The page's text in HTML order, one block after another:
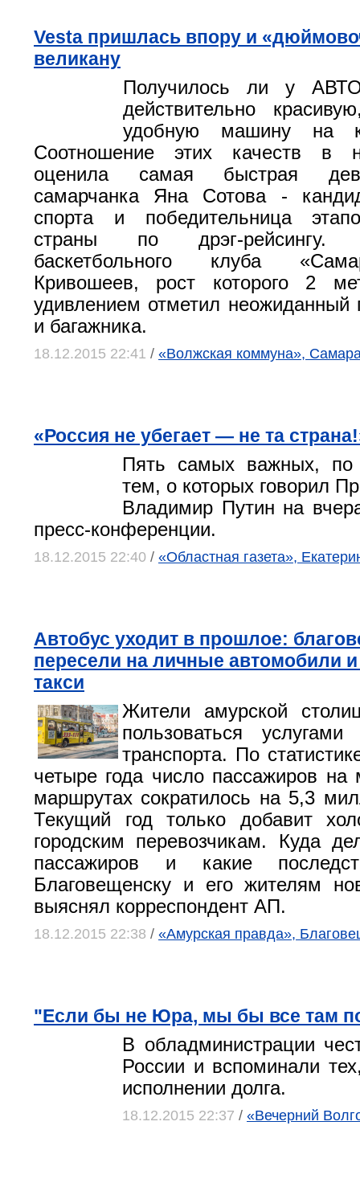
Vesta пришлась впору и
великану
Получилось ли у
действительно
удобную машину на
Соотношение этих качеств в
оценила самая быстрая
самарчанка Яна Сотова -
спорта и победительница
страны по дрэг-
баскетбольного клуба
Кривошеев, рост которого 2
удивлением отметил неожиданный
и багажника.
18.12.2015 22:41 / «Волжская коммуна»,
«Россия не убегает — не та
Пять самых важных,
тем, о которых говорил
Владимир Путин на
пресс-конференции.
18.12.2015 22:40 / «Областная газета»,
Автобус уходит в прошлое:
пересели на личные автомобили
такси
Жители амурской
пользоваться услугами
транспорта. По
четыре года число пассажиров на
маршрутах сократилось на 5,3
Текущий год только добавит
городским перевозчикам. Куда
пассажиров и какие
Благовещенску и его жителям
выяснял корреспондент АП.
18.12.2015 22:38 / «Амурская правда»,
"Если бы не Юра, мы бы все там
В обладминистрации
России и вспоминали
исполнении долга.
18.12.2015 22:37 / «Вечерний